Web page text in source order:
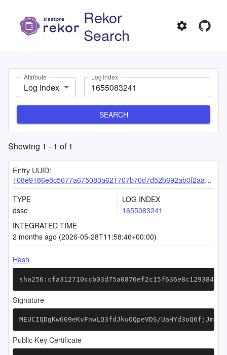
Rekor
Search
Attribute
Log Index
Log Index
SEARCH
Showing 1 - 1 of1
Entry UUID:
108e9186e8c5677a675083a621707b70d7d52b692ab0f2aa4c3f27251ecf1383377c9bc20abe2ac7
TYPE
dsse
LOG INDEX
1655083241
INTEGRATED TIME
2 months ago (2026-05-28T11:58:46+00:00)
Hash
Signature
MEUCIQDgKwGG9eKvFnwLQ3fdJkuOQpeVDS/
Public Key Certificate